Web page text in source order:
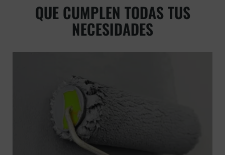
QUE CUMPLEN TODAS TUS
NECESIDADES